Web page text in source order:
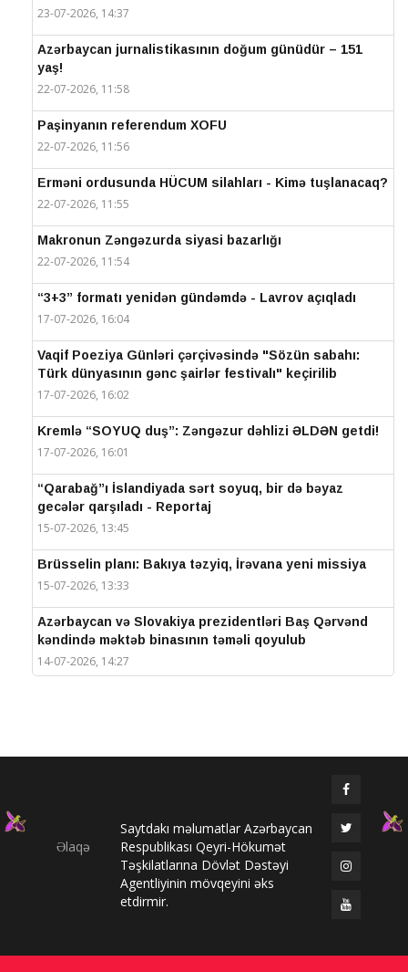
23-07-2026, 14:37
Azərbaycan jurnalistikasının doğum günüdür – 151
yaş!
22-07-2026, 11:58
Paşinyanın referendum XOFU
22-07-2026, 11:56
Erməni ordusunda HÜCUM silahları - Kimə tuşlanacaq?
22-07-2026, 11:55
Makronun Zəngəzurda siyasi bazarlığı
22-07-2026, 11:54
“3+3” formatı yenidən gündəmdə - Lavrov açıqladı
17-07-2026, 16:04
Vaqif Poeziya Günləri çərçivəsində "Sözün sabahı:
Türk dünyasının gənc şairlər festivalı" keçirilib
17-07-2026, 16:02
Kremlə “SOYUQ duş”: Zəngəzur dəhlizi ƏLDƏN getdi!
17-07-2026, 16:01
“Qarabağ”ı İslandiyada sərt soyuq, bir də bəyaz
gecələr qarşıladı - Reportaj
15-07-2026, 13:45
Brüsselin planı: Bakıya təzyiq, İrəvana yeni missiya
15-07-2026, 13:33
Azərbaycan və Slovakiya prezidentləri Baş Qərvənd
kəndində məktəb binasının təməli qoyulub
14-07-2026, 14:27
Prezidentlər Şuşada mətbuata bəyanatlarla çıxış
Elməddin Behbud: “IV Şuşa Qlobal Media Forumu
beynəlxalq media əməkdaşlığının nüfuzlu
platformasına çevrilib”
14-07-2026, 14:24
Əlaqə
Saytdakı məlumatlar Azərbaycan
Respublikası Qeyri-Hökumət
Təşkilatlarına Dövlət Dəstəyi
Agentliyinin mövqeyini əks
etdirmir.